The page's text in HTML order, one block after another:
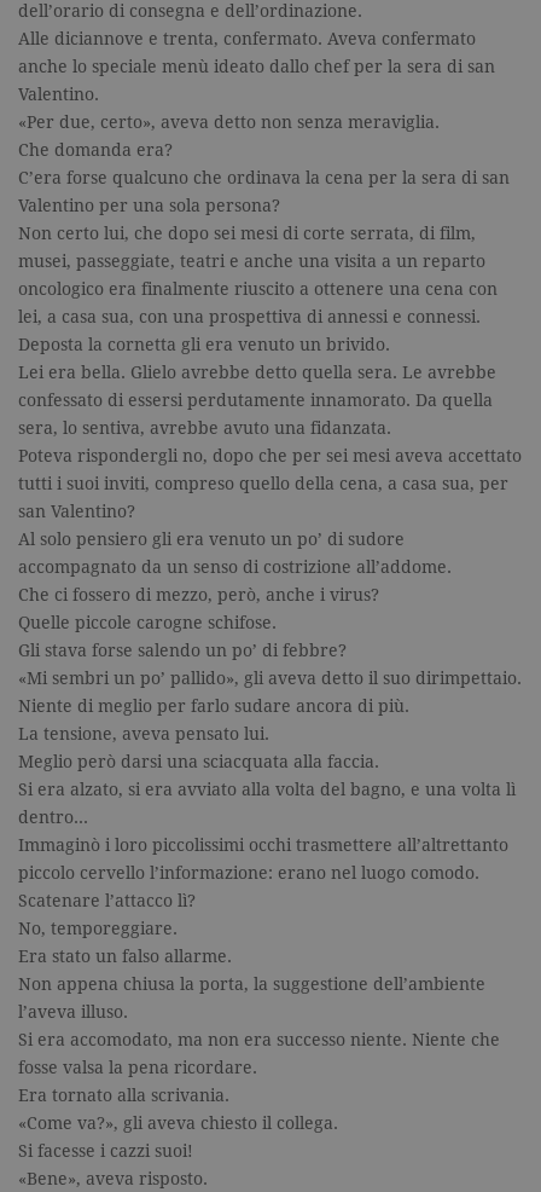
dell’orario di consegna e dell’ordinazione.
Alle diciannove e trenta, confermato. Aveva confermato
anche lo speciale menù ideato dallo chef per la sera di san
Valentino.
«Per due, certo», aveva detto non senza meraviglia.
Che domanda era?
C’era forse qualcuno che ordinava la cena per la sera di san
Valentino per una sola persona?
Non certo lui, che dopo sei mesi di corte serrata, di film,
musei, passeggiate, teatri e anche una visita a un reparto
oncologico era finalmente riuscito a ottenere una cena con
lei, a casa sua, con una prospettiva di annessi e connessi.
Deposta la cornetta gli era venuto un brivido.
Lei era bella. Glielo avrebbe detto quella sera. Le avrebbe
confessato di essersi perdutamente innamorato. Da quella
sera, lo sentiva, avrebbe avuto una fidanzata.
Poteva rispondergli no, dopo che per sei mesi aveva accettato
tutti i suoi inviti, compreso quello della cena, a casa sua, per
san Valentino?
Al solo pensiero gli era venuto un po’ di sudore
accompagnato da un senso di costrizione all’addome.
Che ci fossero di mezzo, però, anche i virus?
Quelle piccole carogne schifose.
Gli stava forse salendo un po’ di febbre?
«Mi sembri un po’ pallido», gli aveva detto il suo dirimpettaio.
Niente di meglio per farlo sudare ancora di più.
La tensione, aveva pensato lui.
Meglio però darsi una sciacquata alla faccia.
Si era alzato, si era avviato alla volta del bagno, e una volta lì
dentro…
Immaginò i loro piccolissimi occhi trasmettere all’altrettanto
piccolo cervello l’informazione: erano nel luogo comodo.
Scatenare l’attacco lì?
No, temporeggiare.
Era stato un falso allarme.
Non appena chiusa la porta, la suggestione dell’ambiente
l’aveva illuso.
Si era accomodato, ma non era successo niente. Niente che
fosse valsa la pena ricordare.
Era tornato alla scrivania.
«Come va?», gli aveva chiesto il collega.
Si facesse i cazzi suoi!
«Bene», aveva risposto.